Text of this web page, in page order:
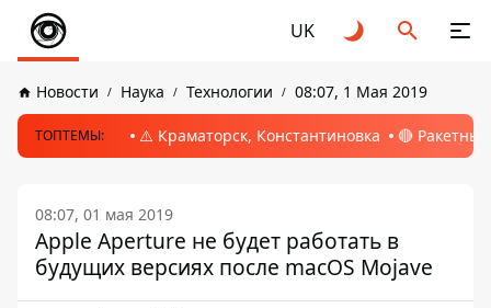
UK
Новости Наука Технологии 08:07, 1 Мая 2019
ТОПТЕМЫ: ⚠️ Краматорск, Константиновка 🔴
08:07, 01 мая 2019
Apple Aperture не будет работать в
будущих версиях после macOS Mojave